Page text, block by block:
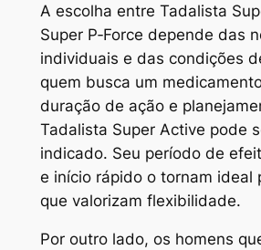
A escolha entre Tadalista
Super P‑Force depende das
individuais e das condições
quem busca um
duração de ação e
Tadalista Super Active pode
indicado. Seu período de
e início rápido o tornam ideal
que valorizam flexibilidade.
Por outro lado, os homens